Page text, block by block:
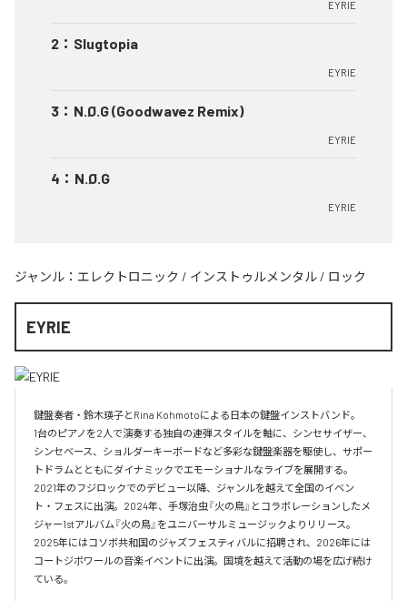
EYRIE
2 ： Slugtopia
EYRIE
3 ： N.Ø.G (Goodwavez Remix)
EYRIE
4 ： N.Ø.G
EYRIE
ジャンル： エレクトロニック / インストゥルメンタル / ロック
EYRIE
鍵盤奏者・鈴木瑛子とRina Kohmotoによる日本の鍵盤インストバンド。
1台のピアノを2人で演奏する独自の連弾スタイルを軸に、シンセサイザー、
シンセベース、ショルダーキーボードなど多彩な鍵盤楽器を駆使し、サポー
トドラムとともにダイナミックでエモーショナルなライブを展開する。
2021年のフジロックでのデビュー以降、ジャンルを越えて全国のイベン
ト・フェスに出演。2024年、手塚治虫『火の鳥』とコラボレーションしたメ
ジャー1stアルバム『火の鳥』をユニバーサルミュージックよりリリース。
2025年にはコソボ共和国のジャズフェスティバルに招聘され、2026年には
コートジボワールの音楽イベントに出演。国境を越えて活動の場を広げ続け
ている。​